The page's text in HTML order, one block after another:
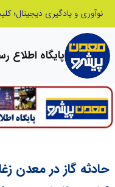
پایگاه اطلاع